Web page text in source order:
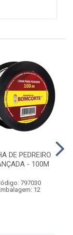
DE PEDREIRO
- 100M
797030
12